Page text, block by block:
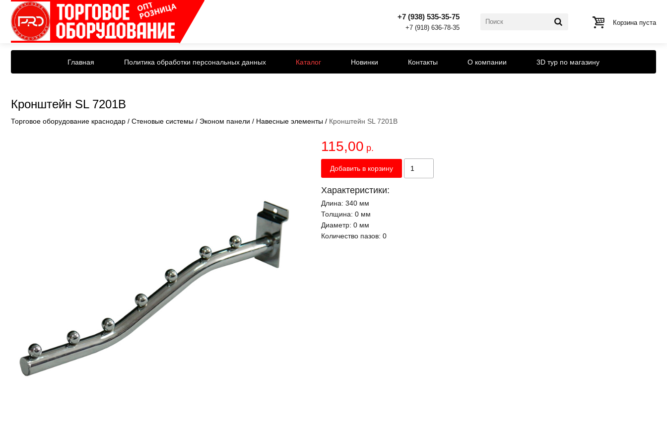
Корзина пуста
+7 (938) 535-35-75
+7 (918) 636-78-35
Главная Политика обработки персональных данных Каталог Новинки Контакты О компании 3D тур по магазину
Кронштейн SL 7201B
Торговое оборудование краснодар / Стеновые системы / Эконом панели / Навесные элементы / Кронштейн SL 7201B
115,00 р.
Добавить в корзину
Характеристики:
Длина: 340 мм
Толщина: 0 мм
Диаметр: 0 мм
Количество пазов: 0